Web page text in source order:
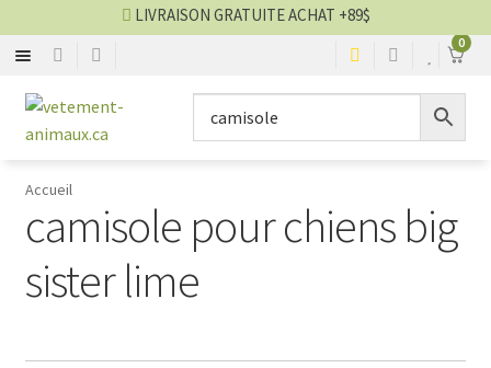
0
Aller
à
navigation
Aller
au
LIVRAISON GRATUITE ACHAT +89$
SACS
CHANDAILS ▼
ROBES
Accueil
camisole pour chiens big
sister lime